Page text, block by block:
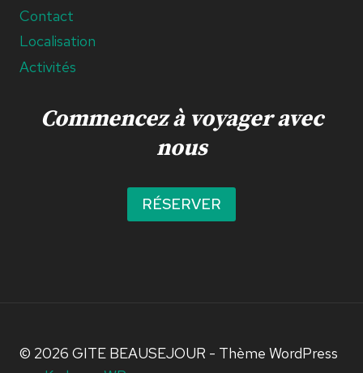
Contact
Localisation
Activités
Commencez à voyager avec
nous
RÉSERVER
© 2026 GITE BEAUSEJOUR - Thème WordPress